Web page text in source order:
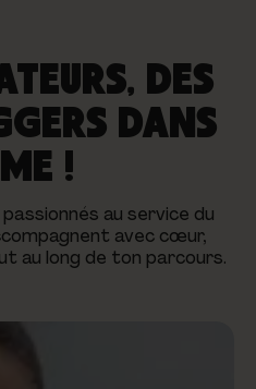
DES
DANS
!
au service du
avec cœur,
au long de ton parcours.